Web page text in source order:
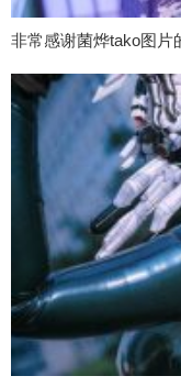
非常感谢菌烨tako图片